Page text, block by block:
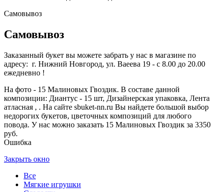
Самовывоз
Самовывоз
Заказанный букет вы можете забрать у нас в магазине по
адресу: г. Нижний Новгород, ул. Ваеева 19 - с 8.00 до 20.00
ежедневно !
На фото - 15 Малиновых Гвоздик. В составе данной
композиции: Диантус - 15 шт, Дизайнерская упаковка, Лента
атласная , . На сайте sbuket-nn.ru Вы найдете большой выбор
недорогих букетов, цветочных композиций для любого
повода. У нас можно заказать 15 Малиновых Гвоздик за 3350
руб.
Ошибка
Закрыть окно
Все
Мягкие игрушки